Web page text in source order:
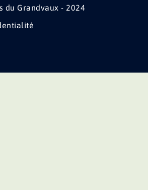
du Grandvaux - 2024